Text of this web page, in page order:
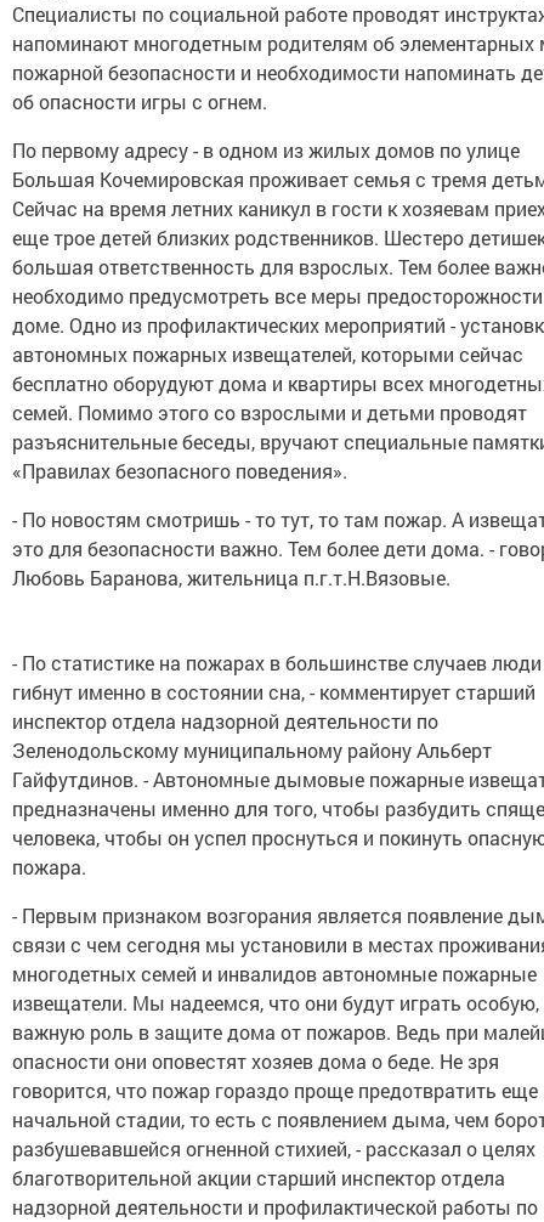
Специалисты по социальной работе проводят
напоминают многодетным родителям об элементарных
пожарной безопасности и необходимости напоминать
об опасности игры с огнем.
По первому адресу - в одном из жилых домов по улице
Большая Кочемировская проживает семья с тремя
Сейчас на время летних каникул в гости к хозяевам
еще трое детей близких родственников. Шестеро
большая ответственность для взрослых. Тем более
необходимо предусмотреть все меры
доме. Одно из профилактических мероприятий -
автономных пожарных извещателей, которыми сейчас
бесплатно оборудуют дома и квартиры всех
семей. Помимо этого со взрослыми и детьми проводят
разъяснительные беседы, вручают специальные
«Правилах безопасного поведения».
- По новостям смотришь - то тут, то там пожар. А
это для безопасности важно. Тем более дети дома. -
Любовь Баранова, жительница п.г.т.Н.Вязовые.
- По статистике на пожарах в большинстве случаев люди
гибнут именно в состоянии сна, - комментирует старший
инспектор отдела надзорной деятельности по
Зеленодольскому муниципальному району Альберт
Гайфутдинов. - Автономные дымовые пожарные
предназначены именно для того, чтобы разбудить
человека, чтобы он успел проснуться и покинуть
пожара.
- Первым признаком возгорания является появление
связи с чем сегодня мы установили в местах
многодетных семей и инвалидов автономные пожарные
извещатели. Мы надеемся, что они будут играть особую,
важную роль в защите дома от пожаров. Ведь при
опасности они оповестят хозяев дома о беде. Не зря
говорится, что пожар гораздо проще предотвратить еще
начальной стадии, то есть с появлением дыма, чем
разбушевавшейся огненной стихией, - рассказал о целях
благотворительной акции старший инспектор отдела
надзорной деятельности и профилактической работы по